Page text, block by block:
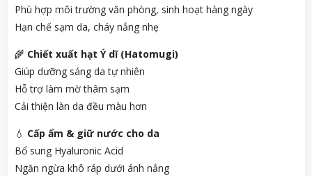
Phù hợp môi trường văn phòng, sinh hoạt hàng ngày
Hạn chế sạm da, cháy nắng nhẹ
🌾 Chiết xuất hạt Ý dĩ (Hatomugi)
Giúp dưỡng sáng da tự nhiên
Hỗ trợ làm mờ thâm sạm
Cải thiện làn da đều màu hơn
💧 Cấp ẩm & giữ nước cho da
Bổ sung Hyaluronic Acid
Ngăn ngừa khô ráp dưới ánh nắng